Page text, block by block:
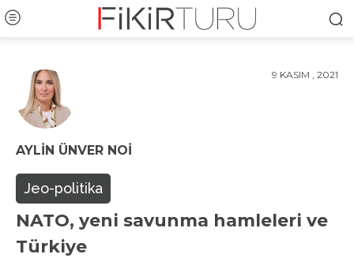
9 KASIM , 2021
AYLIN ÜNVER NOI
Jeo-politika
NATO, yeni savunma hamleleri ve
Türkiye